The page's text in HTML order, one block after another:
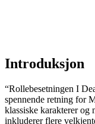
Introduksjon
“Rollebesetningen I
spennende retning for
klassiske karakterer og
inkluderer flere